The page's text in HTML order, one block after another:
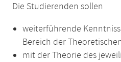
Die Studierenden sollen
weiterführende
Bereich der
mit der Theorie des